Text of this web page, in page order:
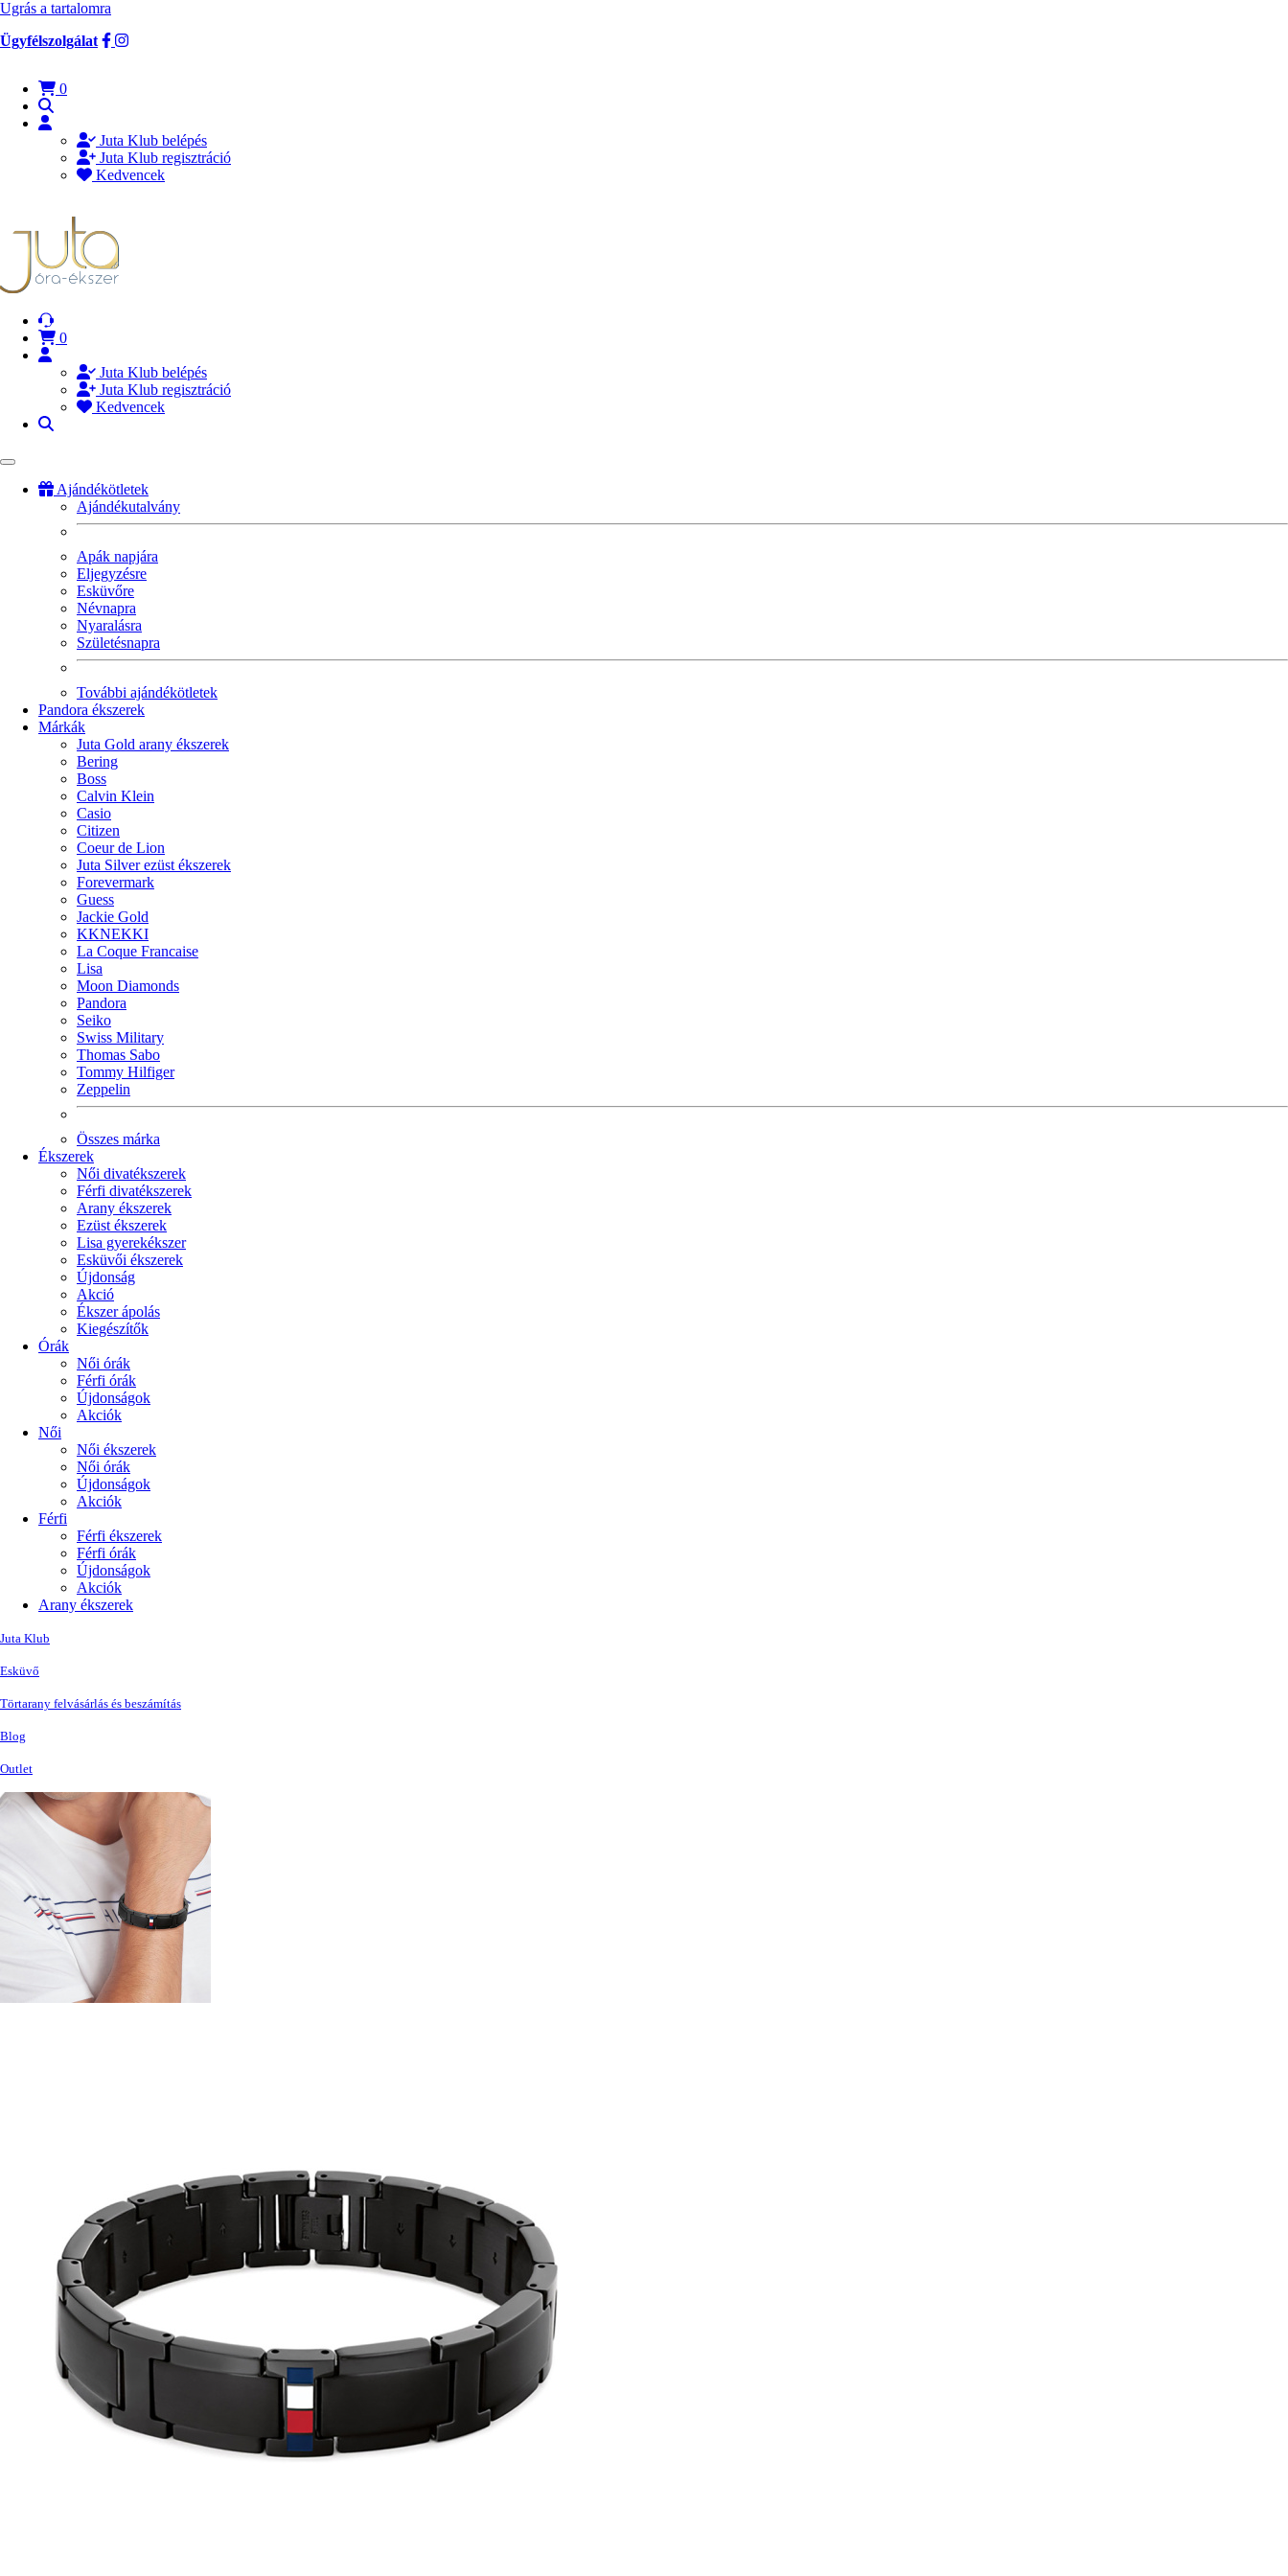
Ugrás a tartalomra
Ügyfélszolgálat
0
Juta Klub belépés
Juta Klub regisztráció
Kedvencek
0
Juta Klub belépés
Juta Klub regisztráció
Kedvencek
Ajándékötletek
Ajándékutalvány
Apák napjára
Eljegyzésre
Esküvőre
Névnapra
Nyaralásra
Születésnapra
További ajándékötletek
Pandora ékszerek
Márkák
Juta Gold arany ékszerek
Bering
Boss
Calvin Klein
Casio
Citizen
Coeur de Lion
Juta Silver ezüst ékszerek
Forevermark
Guess
Jackie Gold
KKNEKKI
La Coque Francaise
Lisa
Moon Diamonds
Pandora
Seiko
Swiss Military
Thomas Sabo
Tommy Hilfiger
Zeppelin
Összes márka
Ékszerek
Női divatékszerek
Férfi divatékszerek
Arany ékszerek
Ezüst ékszerek
Lisa gyerekékszer
Esküvői ékszerek
Újdonság
Akció
Ékszer ápolás
Kiegészítők
Órák
Női órák
Férfi órák
Újdonságok
Akciók
Női
Női ékszerek
Női órák
Újdonságok
Akciók
Férfi
Férfi ékszerek
Férfi órák
Újdonságok
Akciók
Arany ékszerek
Juta Klub
Esküvő
Törtarany felvásárlás és beszámítás
Blog
Outlet